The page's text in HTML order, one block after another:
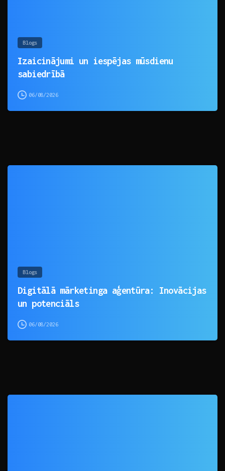
Blogs
Izaicinājumi un iespējas mūsdienu
sabiedrībā
06/08/2026
Blogs
Digitālā mārketinga aģentūra: Inovācijas
un potenciāls
06/08/2026